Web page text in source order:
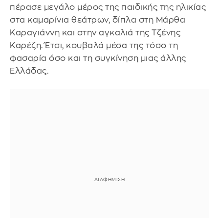
πέρασε μεγάλο μέρος της παιδικής της ηλικίας
στα καμαρίνια θεάτρων, δίπλα στη Μάρθα
Καραγιάννη και στην αγκαλιά της Τζένης
Καρέζη. Έτσι, κουβαλά μέσα της τόσο τη
φασαρία όσο και τη συγκίνηση μιας άλλης
Ελλάδας.